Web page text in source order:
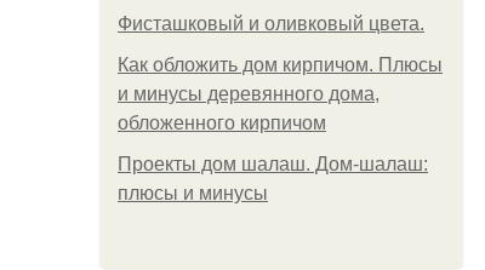
Фисташковый и оливковый цвета.
Как обложить дом кирпичом. Плюсы
и минусы деревянного дома,
обложенного кирпичом
Проекты дом шалаш. Дом-шалаш:
плюсы и минусы